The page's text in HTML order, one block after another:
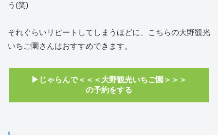
う(笑)
それぐらいリピートしてしまうほどに、こちらの大野観光
いちご園さんはおすすめできます。
▶じゃらんで＜＜＜大野観光いちご園＞＞＞
の予約をする